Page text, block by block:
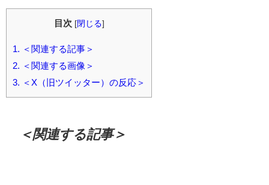
目次 [閉じる]
1. ＜関連する記事＞
2. ＜関連する画像＞
3. ＜X（旧ツイッター）の反応＞
＜関連する記事＞